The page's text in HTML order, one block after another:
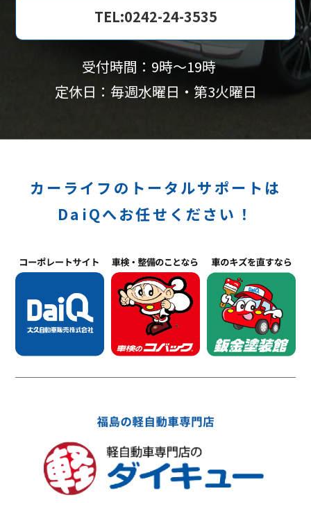
TEL:0242-24-3535
受付時間：9時〜19時
定休日：毎週水曜日・第3火曜日
カーライフのトータルサポートは
DaiQへお任せください！